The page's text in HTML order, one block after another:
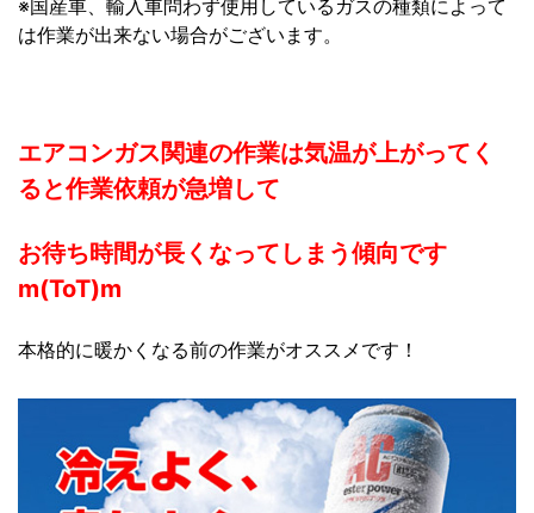
※国産車、輸入車問わず使用しているガスの種類によって
は作業が出来ない場合がございます。
エアコンガス関連の作業は気温が上がってく
ると作業依頼が急増して
お待ち時間が長くなってしまう傾向です
m(ToT)m
本格的に暖かくなる前の作業がオススメです！